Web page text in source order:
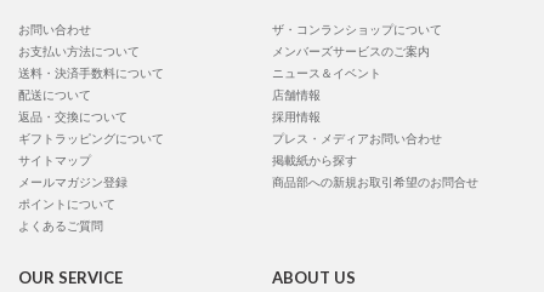
お問い合わせ
お支払い方法について
送料・決済手数料について
配送について
返品・交換について
ギフトラッピングについて
サイトマップ
メールマガジン登録
ポイントについて
よくあるご質問
ザ・コンランショップについて
メンバーズサービスのご案内
ニュース＆イベント
店舗情報
採用情報
プレス・メディアお問い合わせ
掲載紙から探す
商品部への新規お取引希望のお問合せ
OUR SERVICE ABOUT US